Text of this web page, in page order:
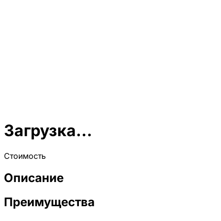
Загрузка...
Стоимость
Описание
Преимущества